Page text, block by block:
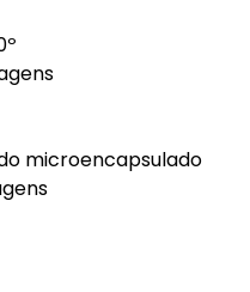
microencapsulado